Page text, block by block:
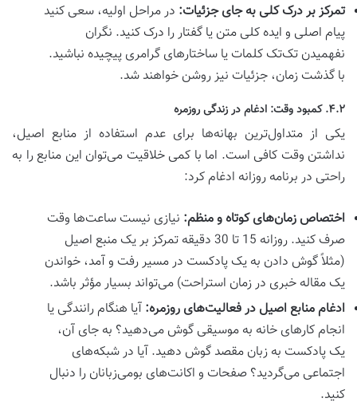
تمرکز بر درک کلی به جای جزئیات: در مراحل اولیه، سعی کنید
پیام اصلی و ایده کلی متن یا گفتار را درک کنید. نگران
نفهمیدن تک‌تک کلمات یا ساختارهای گرامری پیچیده نباشید.
با گذشت زمان، جزئیات نیز روشن خواهند شد.
۴.۲. کمبود وقت: ادغام در زندگی روزمره
یکی از متداول‌ترین بهانه‌ها برای عدم استفاده از منابع اصیل،
نداشتن وقت کافی است. اما با کمی خلاقیت می‌توان این منابع را به
راحتی در برنامه روزانه ادغام کرد:
اختصاص زمان‌های کوتاه و منظم: نیازی نیست ساعت‌ها وقت
صرف کنید. روزانه 15 تا 30 دقیقه تمرکز بر یک منبع اصیل
(مثلاً گوش دادن به یک پادکست در مسیر رفت و آمد، خواندن
یک مقاله خبری در زمان استراحت) می‌تواند بسیار مؤثر باشد.
ادغام منابع اصیل در فعالیت‌های روزمره: آیا هنگام رانندگی یا
انجام کارهای خانه به موسیقی گوش می‌دهید؟ به جای آن،
یک پادکست به زبان مقصد گوش دهید. آیا در شبکه‌های
اجتماعی می‌گردید؟ صفحات و اکانت‌های بومی‌زبانان را دنبال
کنید.